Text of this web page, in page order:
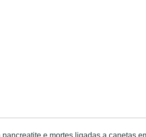
e mortes ligadas a canetas